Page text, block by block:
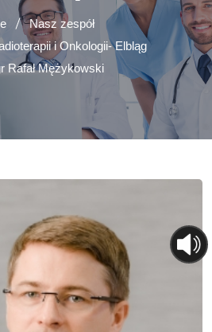
Nasz zespół
i Onkologii- Elbląg
Rafał Mężykowski